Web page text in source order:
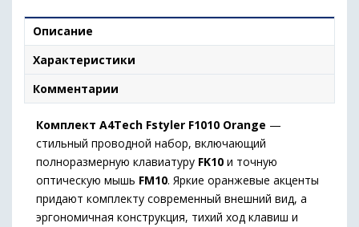
Описание
Характеристики
Комментарии
Комплект A4Tech Fstyler F1010 Orange —
стильный проводной набор, включающий
полноразмерную клавиатуру FK10 и точную
оптическую мышь FM10. Яркие оранжевые акценты
придают комплекту современный внешний вид, а
эргономичная конструкция, тихий ход клавиш и